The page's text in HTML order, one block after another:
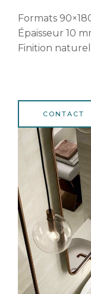
Formats
Épaisseur 10
Finition
CONTACT